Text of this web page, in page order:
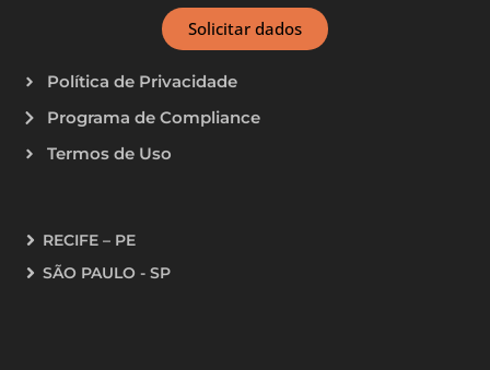
Solicitar dados
Política de Privacidade
Programa de Compliance
Termos de Uso
RECIFE – PE
SÃO PAULO - SP